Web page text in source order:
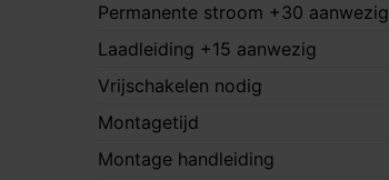
Permanente stroom +30 aanwezig
Laadleiding +15 aanwezig
Vrijschakelen nodig
Montagetijd
Montage handleiding